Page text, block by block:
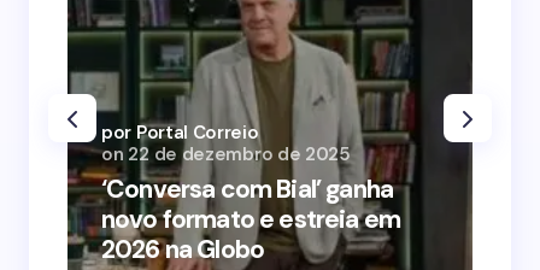
‘Conversa com Bial’ ganha
novo formato e estreia em
2026 na Globo
por Portal Correio
on 22 de dezembro de 2025